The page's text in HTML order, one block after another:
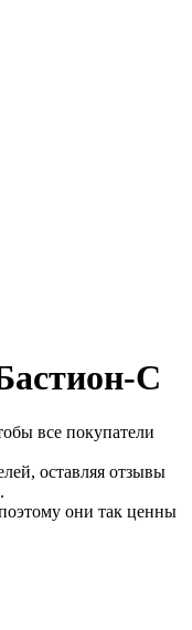
С
все покупатели
оставляя отзывы
они так ценны